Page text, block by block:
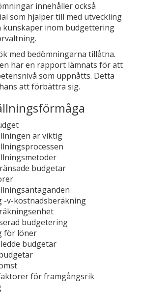
innehåller också
som hjälper till med utveckling
kunskaper inom budgettering
med bedömningarna tillåtna.
har en rapport lämnats för att
som uppnåtts. Detta
att förbättra sig.
är viktig
budgetar
-v-kostnadsberäkning
budgetering
för löner
budgetar
för framgångsrik